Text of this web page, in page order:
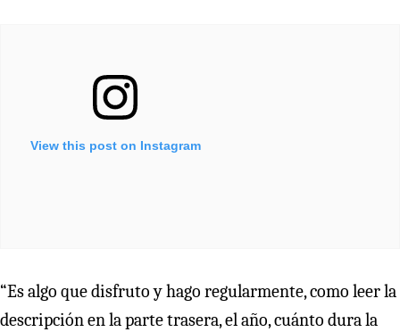
View this post on Instagram
“Es algo que disfruto y hago regularmente, como leer la
descripción en la parte trasera, el año, cuánto dura la